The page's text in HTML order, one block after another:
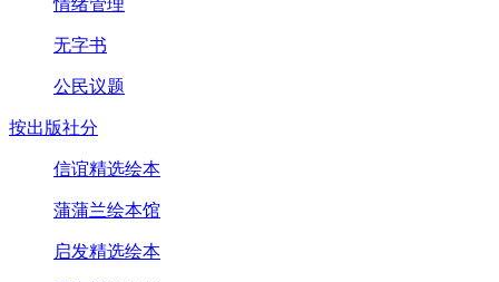
情绪管理
无字书
公民议题
按出版社分
信谊精选绘本
蒲蒲兰绘本馆
启发精选绘本